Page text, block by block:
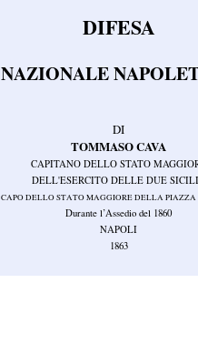
DIFESA
NAZIONALE
DI
TOMMASO CAVA
CAPITANO DELLO STATO
DELL'ESERCITO DELLE DUE
CAPO DELLO STATO MAGGIORE DELLA PIAZZA
Durante l’Assedio del 1860
NAPOLI
1863